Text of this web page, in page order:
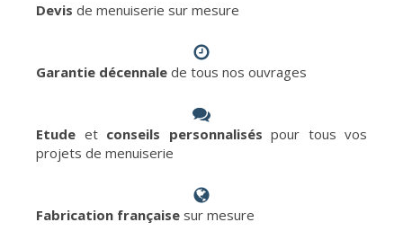
Devis de menuiserie sur mesure
Garantie décennale de tous nos ouvrages
Etude et conseils personnalisés pour tous vos
projets de menuiserie
Fabrication française sur mesure